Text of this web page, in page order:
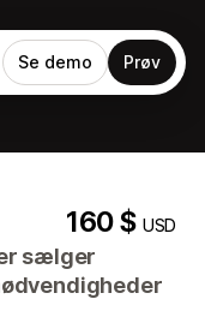
Se demo Prøv
160 $USD
sælger